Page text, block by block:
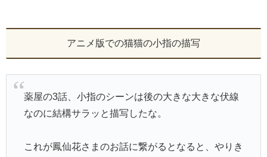
アニメ版での猫猫の小指の描写
薬屋の3話、小指のシーンは後の大きな大きな伏線
なのに結構サラッと描写したな。
これが鳳仙花さまのお話に繋がるとなると、やりき